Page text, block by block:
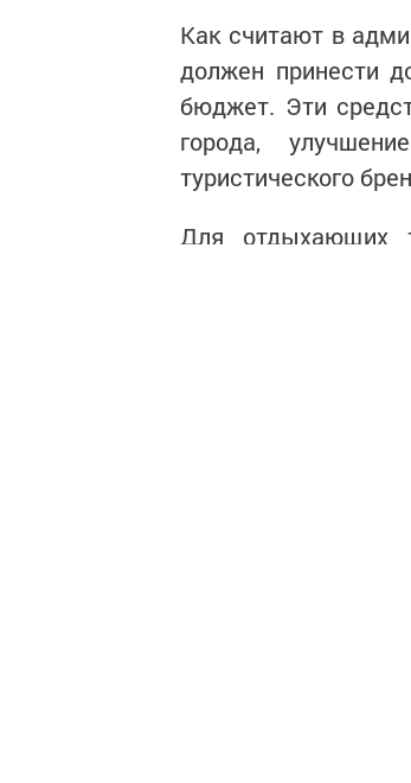
Как считают в
должен принести
бюджет. Эти
города,
туристического
Для отдыхающих